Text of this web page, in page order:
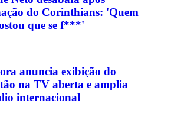
do Corinthians: 'Quem
que se f***'
anuncia exibição do
na TV aberta e amplia
internacional